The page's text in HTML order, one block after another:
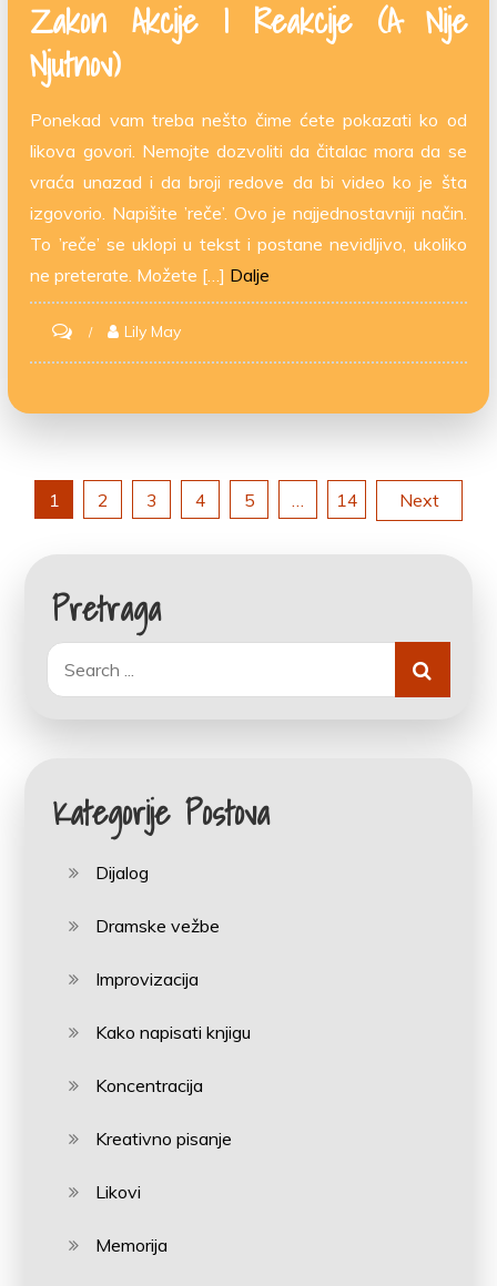
Zakon Akcije I Reakcije (a Nije
Njutnov)
Ponekad vam treba nešto čime ćete pokazati ko od
likova govori. Nemojte dozvoliti da čitalac mora da se
vraća unazad i da broji redove da bi video ko je šta
izgovorio. Napišite ’reče’. Ovo je najjednostavniji način.
To ’reče’ se uklopi u tekst i postane nevidljivo, ukoliko
ne preterate. Možete […] Dalje
on
Zakon
(a
nije
Lily May
Posts
pagination
1 2 3 4 5 … 14 Next
Pretraga
Search
for:
Kategorije Postova
Dijalog
Dramske vežbe
Improvizacija
Kako napisati knjigu
Koncentracija
Kreativno pisanje
Likovi
Memorija